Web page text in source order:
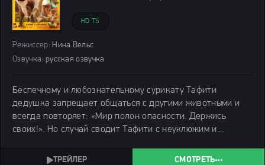
HD TS
Режиссер: Нина Вельс
Озвучка: русская озвучка
Беспечному и любознательному сурикату Тафити
дедушка запрещает общаться с другими животными и
всегда повторяет: «Мир полон опасности. Держись
своих!». Но случай сводит Тафити с неуклюжим и
сурикат свинье не товарищ, так еще и Кисточка
СМОТРЕТЬ